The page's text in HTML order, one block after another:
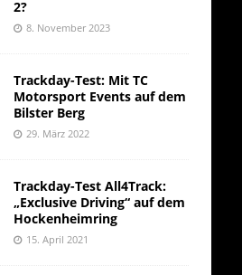
2?
8. November 2023
Trackday-Test: Mit TC
Motorsport Events auf dem
Bilster Berg
29. März 2022
Trackday-Test All4Track:
„Exclusive Driving“ auf dem
Hockenheimring
15. April 2021